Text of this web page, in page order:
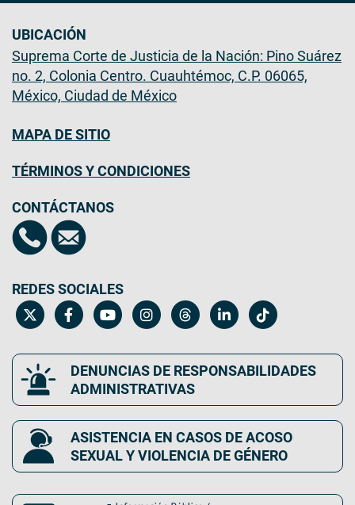
UBICACIÓN
Suprema Corte de Justicia de la Nación: Pino Suárez
no. 2, Colonia Centro. Cuauhtémoc, C.P. 06065,
México, Ciudad de México
MAPA DE SITIO
TÉRMINOS Y CONDICIONES
CONTÁCTANOS
REDES SOCIALES
DENUNCIAS DE RESPONSABILIDADES
ADMINISTRATIVAS
ASISTENCIA EN CASOS DE ACOSO
SEXUAL Y VIOLENCIA DE GÉNERO